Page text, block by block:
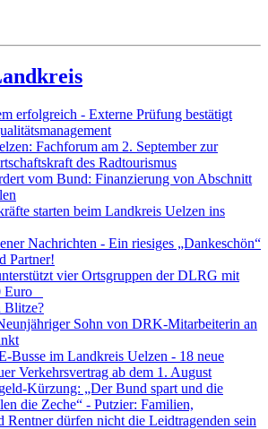
erfolgreich - Externe Prüfung bestätigt
Fachforum am 2. September zur
des Radtourismus
vom Bund: Finanzierung von Abschnitt
starten beim Landkreis Uelzen ins
Nachrichten - Ein riesiges „Dankeschön“
Partner!
vier Ortsgruppen der DLRG mit
Euro
Blitze?
Sohn von DRK-Mitarbeiterin an
Busse im Landkreis Uelzen - 18 neue
Verkehrsvertrag ab dem 1. August
Kürzung: „Der Bund spart und die
die Zeche“ - Putzier: Familien,
Rentner dürfen nicht die Leidtragenden sein